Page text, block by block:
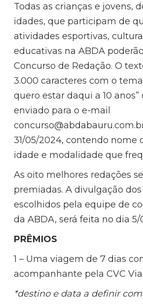
Todas as crianças e jovens,
idades, que participam de
atividades esportivas,
educativas na ABDA
Concurso de Redação. O
3.000 caracteres com o
quero estar daqui a 10 anos”
enviado para o e-mail
31/05/2024, contendo nome
idade e modalidade que
As oito melhores redações
premiadas. A divulgação
escolhidos pela equipe de
da ABDA, será feita no dia 5/
PRÊMIOS
1 – Uma viagem de 7 dias
acompanhante pela CVC
*destino e data a definir